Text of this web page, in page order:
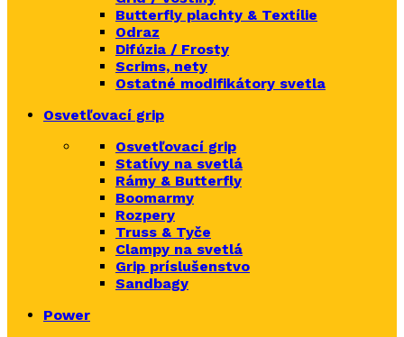
Butterfly plachty & Textílie
Odraz
Difúzia / Frosty
Scrims, nety
Ostatné modifikátory svetla
Osvetľovací grip
Osvetľovací grip
Statívy na svetlá
Rámy & Butterfly
Boomarmy
Rozpery
Truss & Tyče
Clampy na svetlá
Grip príslušenstvo
Sandbagy
Power